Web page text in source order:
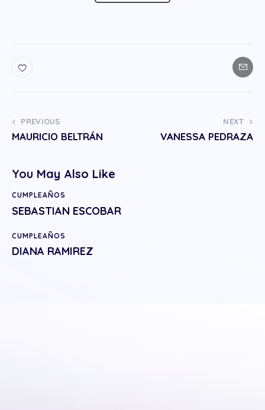
PREVIOUS
MAURICIO BELTRÁN
NEXT
VANESSA PEDRAZA
You May Also Like
CUMPLEAÑOS
SEBASTIAN ESCOBAR
CUMPLEAÑOS
DIANA RAMIREZ